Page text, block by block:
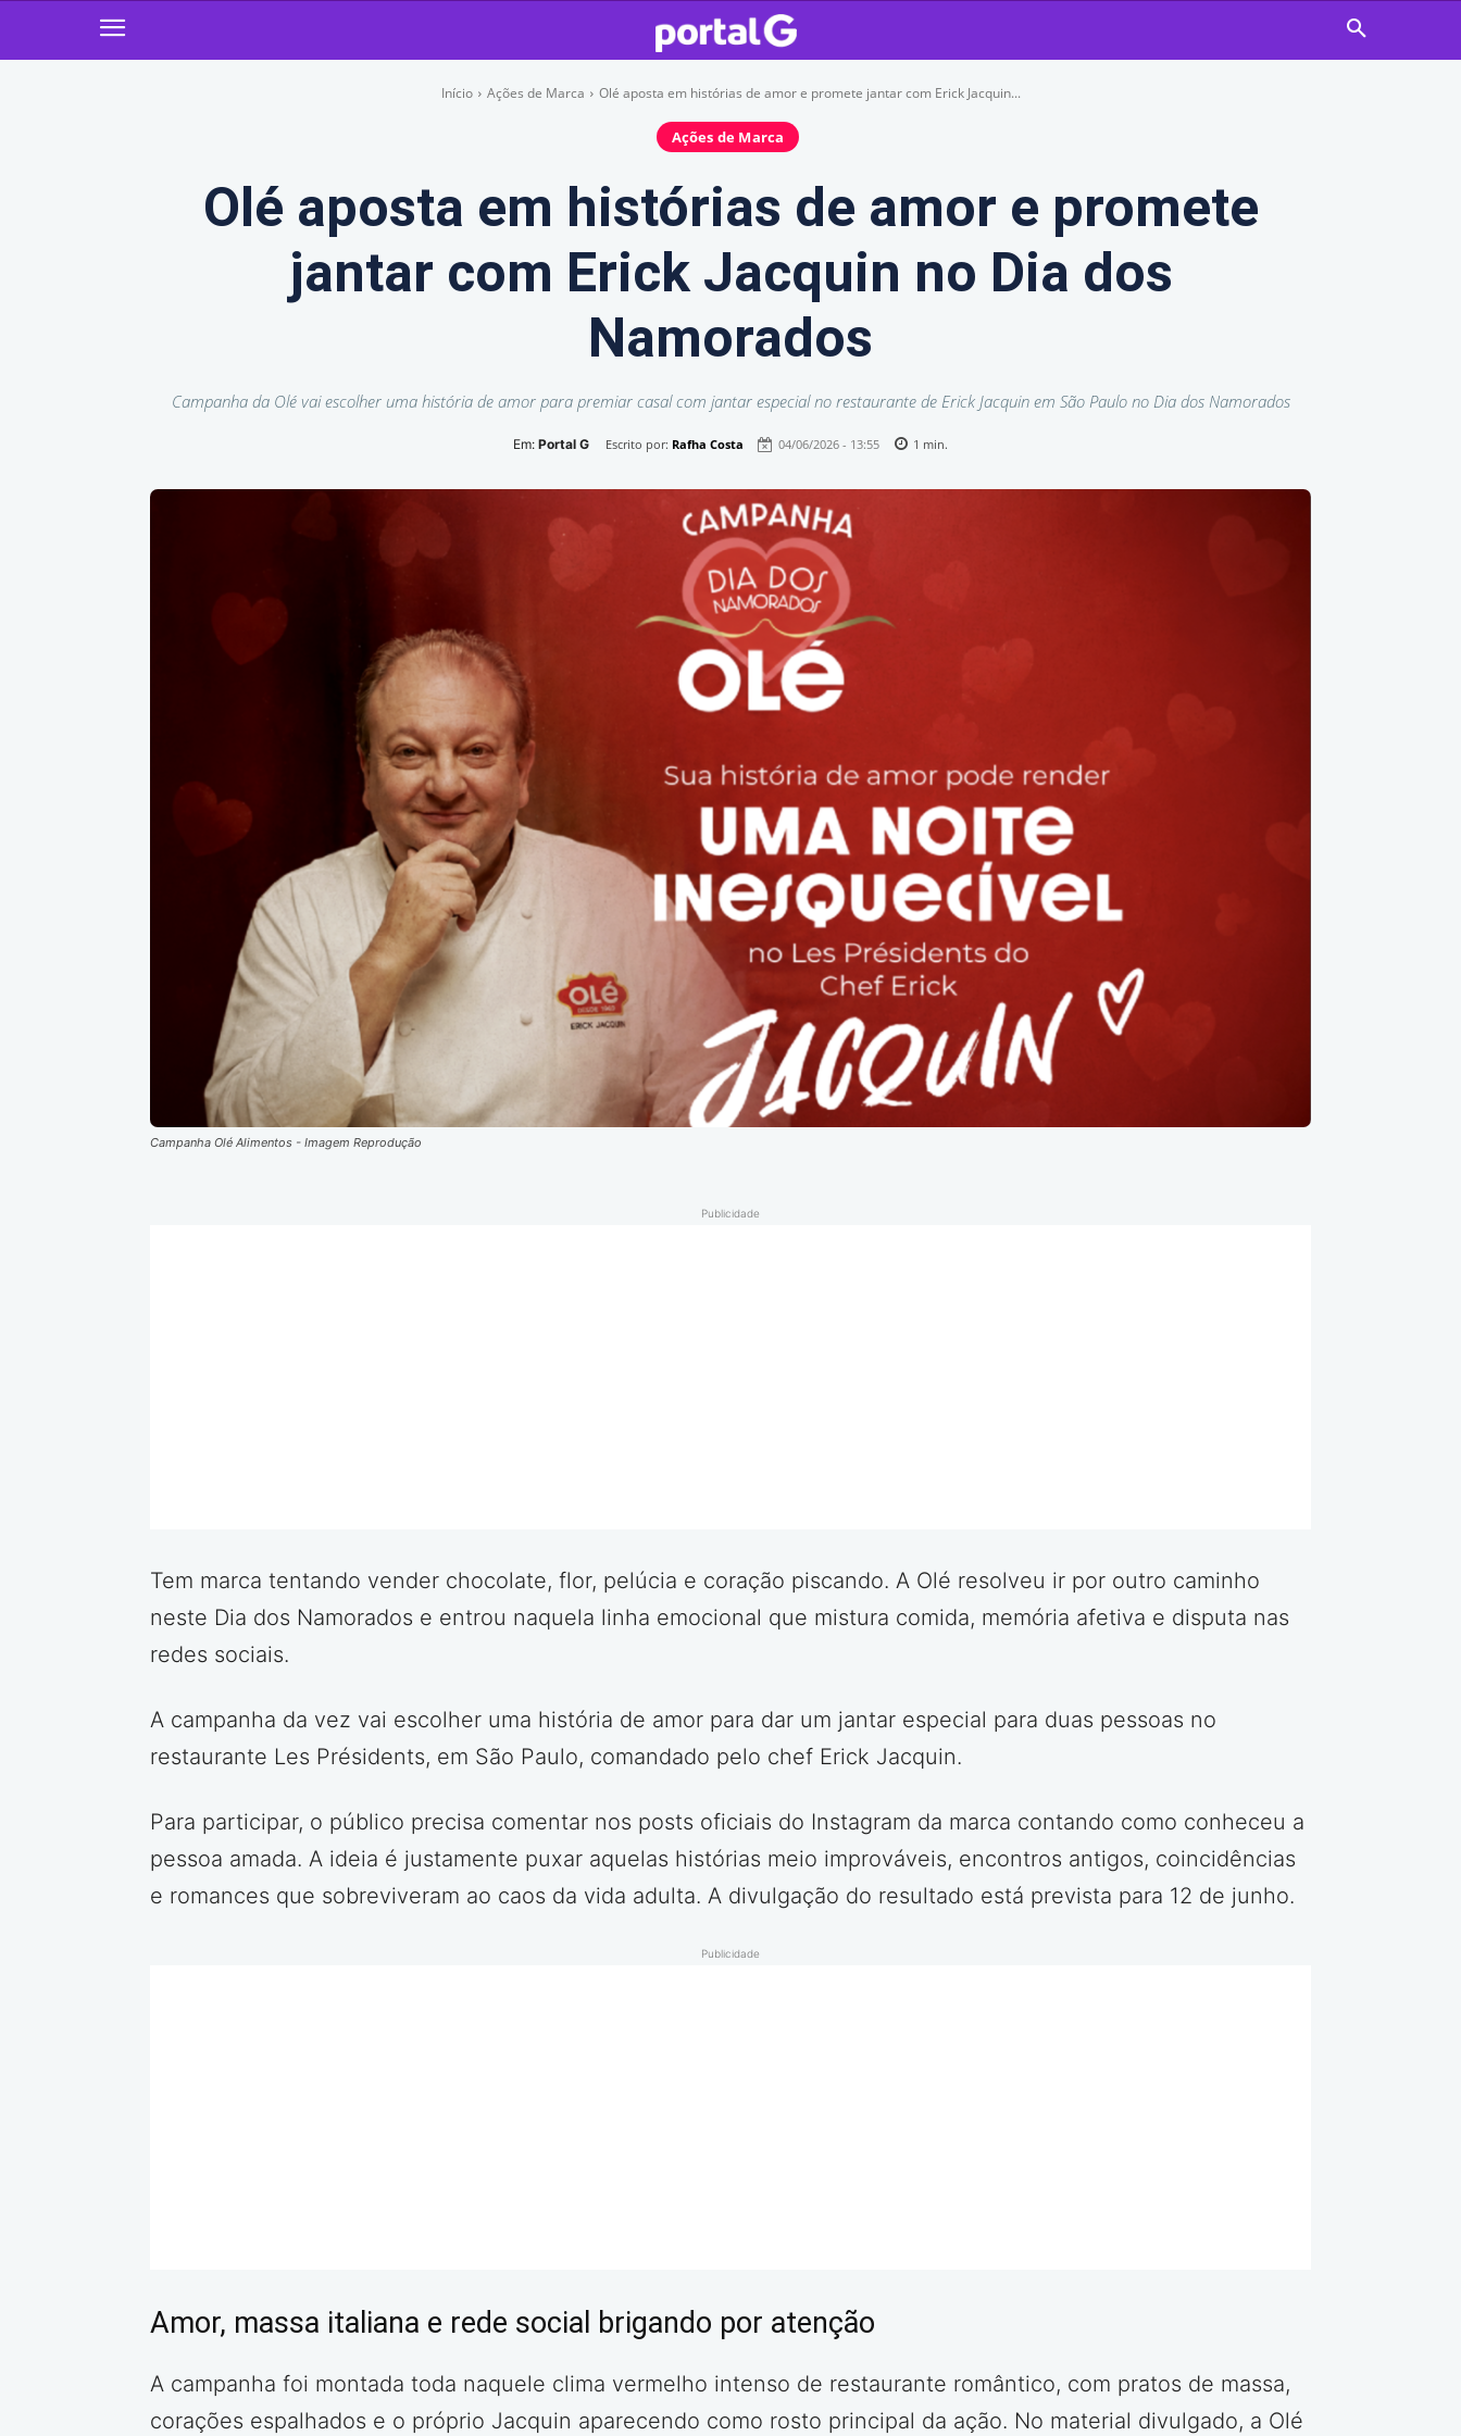
Início Ações de Marca Olé aposta em histórias de amor e promete jantar com Erick Jacquin...
Ações de Marca
Olé aposta em histórias de amor e promete
jantar com Erick Jacquin no Dia dos
Namorados
Campanha da Olé vai escolher uma história de amor para premiar casal com jantar especial no restaurante de Erick Jacquin em São Paulo no Dia dos Namorados
Em: Portal G Escrito por: Rafha Costa 04/06/2026 - 13:55 1 min.
Campanha Olé Alimentos - Imagem Reprodução
Publicidade
Tem marca tentando vender chocolate, flor, pelúcia e coração piscando. A Olé resolveu ir por outro caminho
neste Dia dos Namorados e entrou naquela linha emocional que mistura comida, memória afetiva e disputa nas
redes sociais.
A campanha da vez vai escolher uma história de amor para dar um jantar especial para duas pessoas no
restaurante Les Présidents, em São Paulo, comandado pelo chef Erick Jacquin.
Para participar, o público precisa comentar nos posts oficiais do Instagram da marca contando como conheceu a
pessoa amada. A ideia é justamente puxar aquelas histórias meio improváveis, encontros antigos, coincidências
e romances que sobreviveram ao caos da vida adulta. A divulgação do resultado está prevista para 12 de junho.
Publicidade
Amor, massa italiana e rede social brigando por atenção
A campanha foi montada toda naquele clima vermelho intenso de restaurante romântico, com pratos de massa,
corações espalhados e o próprio Jacquin aparecendo como rosto principal da ação. No material divulgado, a Olé